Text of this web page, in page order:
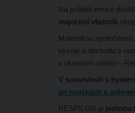
Na průběh emise
majoritní vlastník
Mateřskou
vývoje a obchodu s
s okenními sítěmi –
V souvislosti s
po rouškách a
RESPILON je jedinou